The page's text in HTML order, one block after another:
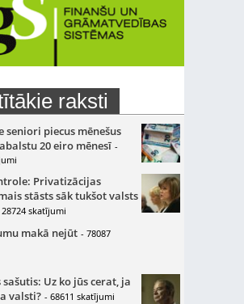
raksti
seniori piecus mēnešus
20 eiro mēnesī -
Privatizācijas
stāsts sāk tukšot valsts
skatījumi
makā nejūt - 78087
sašutis: Uz ko jūs cerat, ja
valsti? - 68611 skatījumi